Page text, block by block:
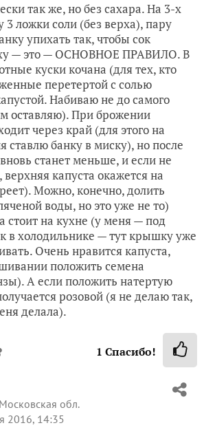
так же, но без сахара. На 3-х
3 ложки соли (без верха), пару
упихать так, чтобы сок
— это — ОСНОВНОЕ ПРАВИЛО. В
куски кочана (для тех, кто
перетертой с солью
Набиваю не до самого
оставляю). При брожении
через край (для этого на
ставлю банку в миску), но после
станет меньше, и если не
верхняя капуста окажется на
Можно, конечно, долить
воды, но это уже не то)
стоит на кухне (у меня — под
в холодильнике — тут крышку уже
Очень нравится капуста,
положить семена
А если положить натертую
розовой (я не делаю так,
делала).
1 Спасибо!
Московская обл.
2016, 14:35